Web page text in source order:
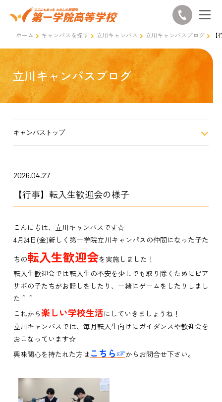
ホーム キャンパスを探す 立川キャンパス 立川キャンパスブログ
立川キャンパスブログ
キャンパストップ
2026.04.27
【行事】転入生歓迎会の様子
こんにちは、立川キャンパスです☆
4月24日(金)新しく第一学院立川キャンパスの仲間になった子た
ちの転入生歓迎会を実施しました！
転入生歓迎会では転入生の不安を少しでも取り除くためにピア
サポの子たちがお話しをしたり、一緒にゲームをしたりしまし
た＾＾
これから 楽しい学校生活にしていきましょうね！
立川キャンパスでは、毎月転入生向けにガイダンスや歓迎会を
おこなっています☆
興味関心を持たれた方は こちら☞からお問合せ下さい。